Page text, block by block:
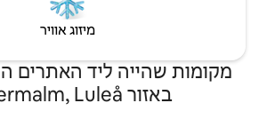
הכי פופולריים